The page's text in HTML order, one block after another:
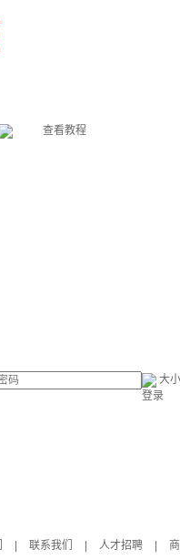
查看教程
大
登录
联系我们 人才招聘